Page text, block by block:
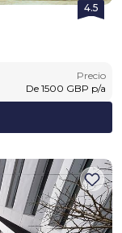
4.5
Precio
De 1500 GBP p/a